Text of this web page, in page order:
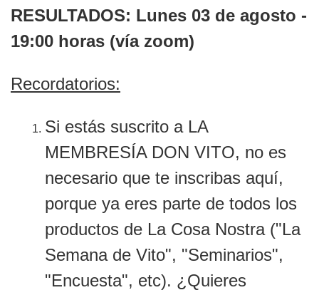
RESULTADOS: Lunes 03 de agosto -
19:00 horas (vía zoom)
Recordatorios:
Si estás suscrito a LA
MEMBRESÍA DON VITO, no es
necesario que te inscribas aquí,
porque ya eres parte de todos los
productos de La Cosa Nostra ("La
Semana de Vito", "Seminarios",
"Encuesta", etc). ¿Quieres